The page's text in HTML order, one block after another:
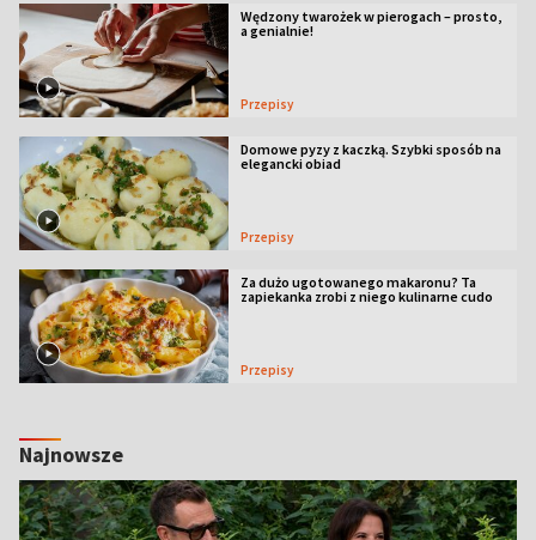
Wędzony twarożek w pierogach – prosto,
a genialnie!
Przepisy
Domowe pyzy z kaczką. Szybki sposób na
elegancki obiad
Przepisy
Za dużo ugotowanego makaronu? Ta
zapiekanka zrobi z niego kulinarne cudo
Przepisy
Najnowsze